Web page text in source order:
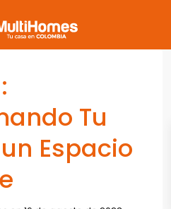
Tu
Espacio